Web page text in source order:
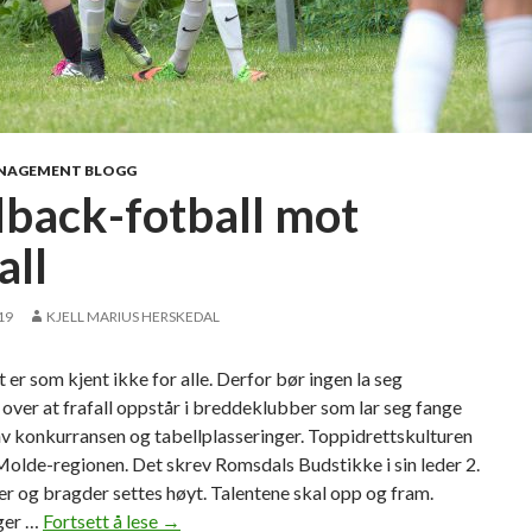
t
M
i
k
a
i
3
.
d
i
BLOGG
fotball mot
KJELL MARIUS HERSKEDAL
er som kjent ikke for alle. Derfor bør ingen la seg
at frafall oppstår i breddeklubber som lar seg fange
konkurransen og tabellplasseringer. Toppidrettskulturen
regionen. Det skrev Romsdals Budstikke i sin leder 2.
og bragder settes høyt. Talentene skal opp og fram.
… Fortsett å lese L
→